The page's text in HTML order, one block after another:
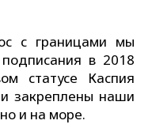
с границами мы
в 2018
статусе Каспия
закреплены наши
и на море.